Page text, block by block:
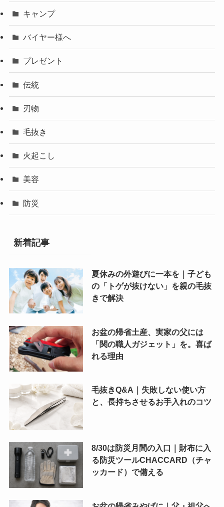
キャンプ
バイヤー様へ
プレゼント
伝統
刃物
毛抜き
火起こし
美容
防災
新着記事
夏休みの外遊びに一本を｜子ども
の「トゲが抜けない」を親の毛抜
きで解決
お盆の帰省土産、実家の父には
「関の職人ガジェット」を。喜ば
れる理由
毛抜きQ&A｜失敗しない使い方
と、長持ちさせるお手入れのコツ
8/30は防災月間の入口｜財布に入
る防災ツールCHACCARD（チャ
ッカード）で備える